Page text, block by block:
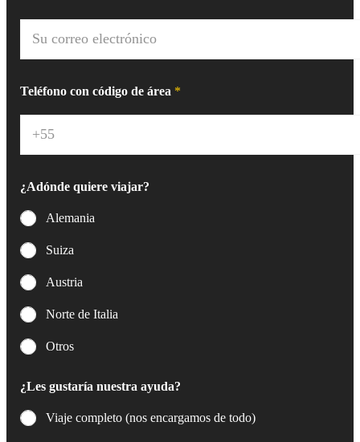
r
r
e
e
r
ó
n
c
*
Teléfono con código de área *
¿Adónde quiere viajar?
Alemania
Suiza
Austria
Norte de Italia
Otros
¿Les gustaría nuestra ayuda?
Viaje completo (nos encargamos de todo)